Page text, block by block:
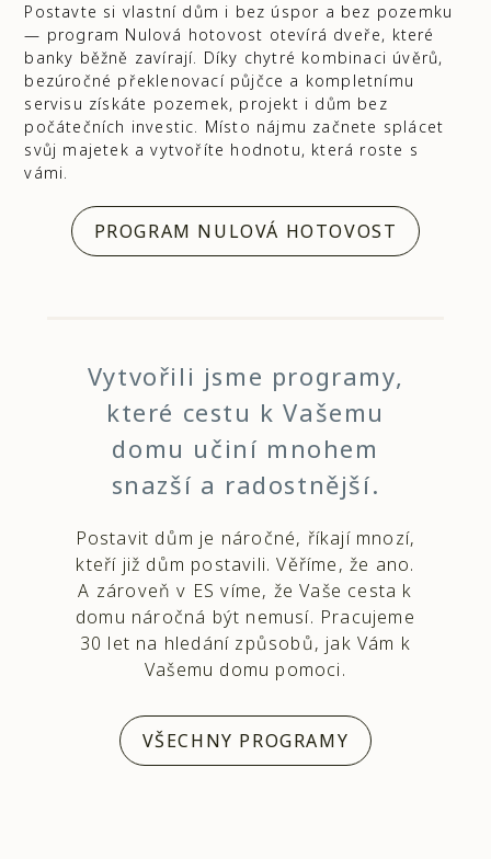
Postavte si vlastní dům i bez úspor a bez pozemku
— program Nulová hotovost otevírá dveře, které
banky běžně zavírají. Díky chytré kombinaci úvěrů,
bezúročné překlenovací půjčce a kompletnímu
servisu získáte pozemek, projekt i dům bez
počátečních investic. Místo nájmu začnete splácet
svůj majetek a vytvoříte hodnotu, která roste s
vámi.
PROGRAM NULOVÁ HOTOVOST
Vytvořili jsme programy,
které cestu k Vašemu
domu učiní mnohem
snazší a radostnější.
Postavit dům je náročné, říkají mnozí,
kteří již dům postavili. Věříme, že ano.
A zároveň v ES víme, že Vaše cesta k
domu náročná být nemusí. Pracujeme
30 let na hledání způsobů, jak Vám k
Vašemu domu pomoci.
VŠECHNY PROGRAMY